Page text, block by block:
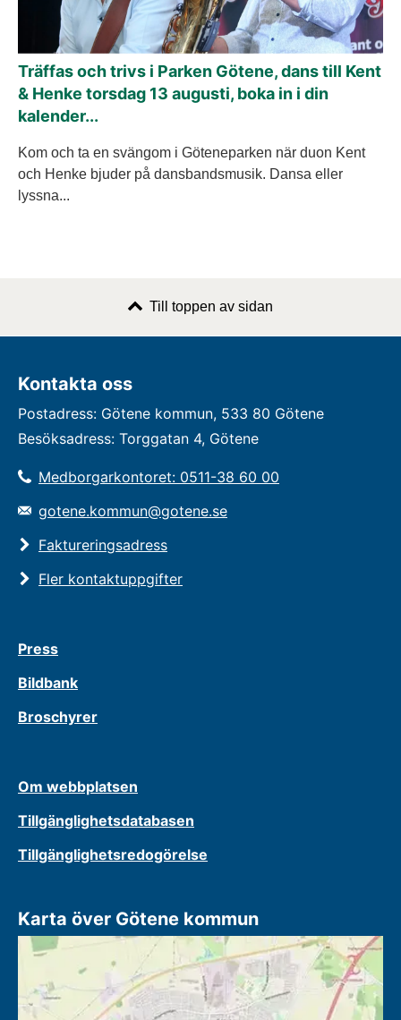
Träffas och trivs i Parken Götene, dans till Kent
& Henke torsdag 13 augusti, boka in i din
kalender...
Kom och ta en svängom i Göteneparken när duon Kent
och Henke bjuder på dansbandsmusik. Dansa eller
lyssna...
Till toppen av sidan
Kontakta oss
Postadress: Götene kommun, 533 80 Götene
Besöksadress: Torggatan 4, Götene
Medborgarkontoret: 0511-38 60 00
gotene.kommun@gotene.se
Faktureringsadress
Fler kontaktuppgifter
Press
Bildbank
Broschyrer
Om webbplatsen
Tillgänglighetsdatabasen
Tillgänglighetsredogörelse
Karta över Götene kommun